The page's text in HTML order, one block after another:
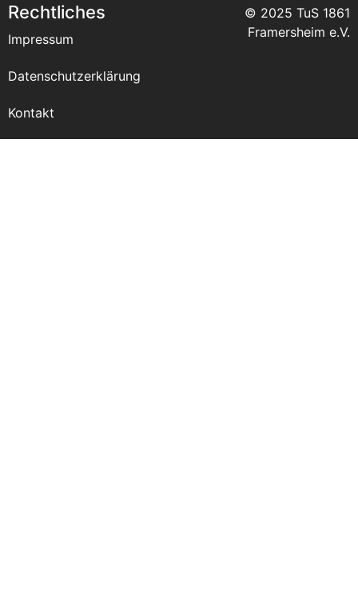
Rechtliches
Impressum
Datenschutzerklärung
Kontakt
© 2025 TuS 1861
Framersheim e.V.